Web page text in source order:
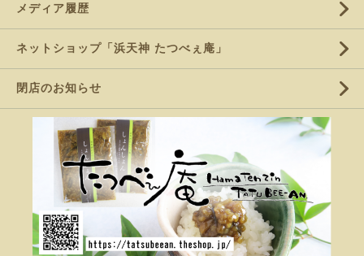
メディア履歴
ネットショップ「浜天神 たつべぇ庵」
閉店のお知らせ